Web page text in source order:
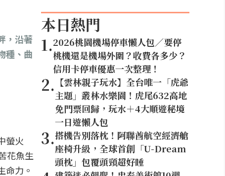
，沿著
種、曲
螢火
花魚生
命力。
本日熱門
1.2026桃園機場停車懶人包／要停
桃機還是機場外圍？收費各多少？
信用卡停車優惠一次整理！
2. 【雲林親子玩水】全台唯一「虎爺
主題」叢林水樂園！虎尾632高地
免門票回歸，玩水＋4大順遊秘境
一日遊懶人包
3.搭機告別落枕！阿聯酋航空經濟艙
座椅升級，全球首創「U-Dream
頭枕」包覆頭頸超好睡